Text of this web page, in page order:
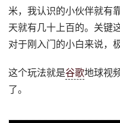
米，我认识的小伙伴就有
天就有几十上百的。关键
对于刚入门的小白来说，
这个玩法就是谷歌地球视
了。